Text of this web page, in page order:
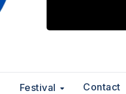
Festival Contact